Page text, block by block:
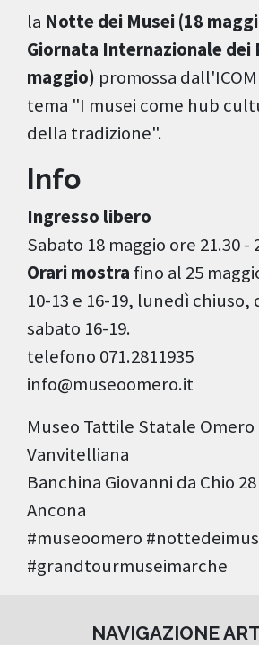
la Notte dei Musei (18
Giornata Internazionale dei
maggio) promossa
tema "I musei come hub
della tradizione".
Info
Ingresso libero
Sabato 18 maggio ore 21.30 -
Orari mostra fino al 25
10-13 e 16-19, lunedì
sabato 16-19.
telefono 071.2811935
info@museoomero.it
Museo Tattile Statale Omero
Vanvitelliana
Banchina Giovanni da Chio 28
Ancona
#museoomero
#grandtourmuseimarche
NAVIGAZIONE